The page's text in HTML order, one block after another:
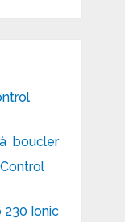
à boucler
230 Ionic